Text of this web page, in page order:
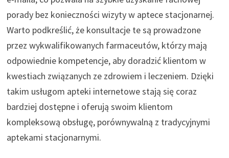
porady bez konieczności wizyty w aptece stacjonarnej.
Warto podkreślić, że konsultacje te są prowadzone
przez wykwalifikowanych farmaceutów, którzy mają
odpowiednie kompetencje, aby doradzić klientom w
kwestiach związanych ze zdrowiem i leczeniem. Dzięki
takim usługom apteki internetowe stają się coraz
bardziej dostępne i oferują swoim klientom
kompleksową obsługę, porównywalną z tradycyjnymi
aptekami stacjonarnymi.